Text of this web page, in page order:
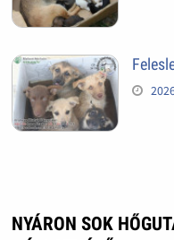
NYÁRON SOK